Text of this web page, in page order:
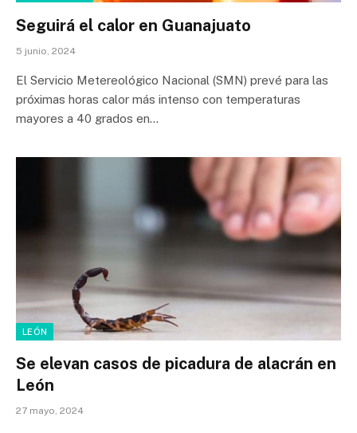
Seguirá el calor en Guanajuato
5 junio, 2024
El Servicio Metereológico Nacional (SMN) prevé para las
próximas horas calor más intenso con temperaturas
mayores a 40 grados en…
LEÓN
Se elevan casos de picadura de alacrán en
León
27 mayo, 2024